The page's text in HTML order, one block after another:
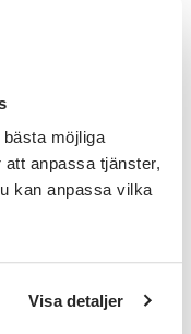
möjliga
anpassa tjänster,
kan anpassa vilka
Visa detaljer
platser! Ta
ett öppet sinne.
i Bergslagen”